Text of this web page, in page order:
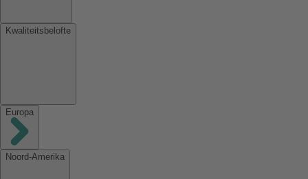
Kwaliteitsbelofte
Europa
Noord-Amerika